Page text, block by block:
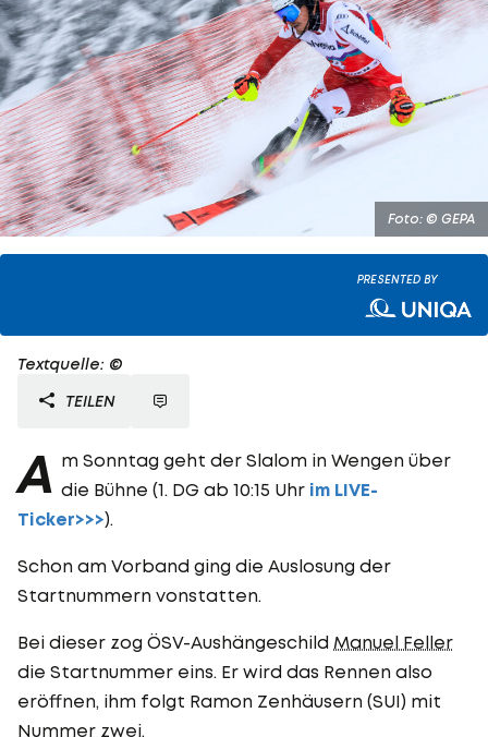
Foto: © GEPA
PRESENTED BY
Textquelle: ©
TEILEN
A m Sonntag geht der Slalom in Wengen über
die Bühne (1. DG ab 10:15 Uhr im LIVE-
Ticker>>>).
Schon am Vorband ging die Auslosung der
Startnummern vonstatten.
Bei dieser zog ÖSV-Aushängeschild Manuel Feller
die Startnummer eins. Er wird das Rennen also
eröffnen, ihm folgt Ramon Zenhäusern (SUI) mit
Nummer zwei.